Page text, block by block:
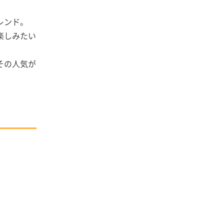
ド。
しみたい
の人気が